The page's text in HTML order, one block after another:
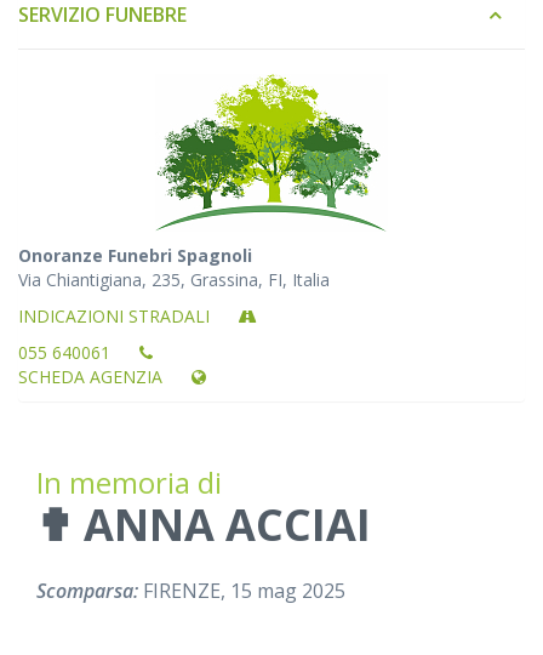
SERVIZIO FUNEBRE
Onoranze Funebri Spagnoli
Via Chiantigiana, 235, Grassina, FI, Italia
INDICAZIONI STRADALI
055 640061
SCHEDA AGENZIA
In memoria di
✟ ANNA ACCIAI
Scomparsa: FIRENZE, 15 mag 2025